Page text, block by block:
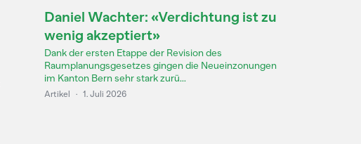
Daniel Wachter: «Verdichtung ist zu
wenig akzeptiert»
Dank der ersten Etappe der Revision des
Raumplanungsgesetzes gingen die Neueinzonungen
im Kanton Bern sehr stark zurü...
Artikel · 1. Juli 2026